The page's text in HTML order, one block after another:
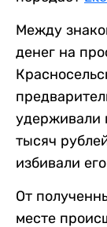
Между
денег на
удерживали
тысяч
избивали
От
месте